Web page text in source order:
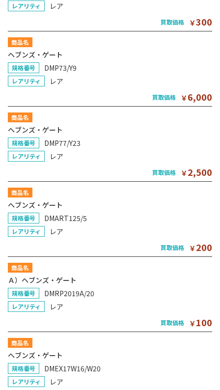
レアリティ レア
買取価格 ￥300
商品名
ヘブンズ・ゲート
規格番号 DMP73/Y9
レアリティ レア
買取価格 ￥6,000
商品名
ヘブンズ・ゲート
規格番号 DMP77/Y23
レアリティ レア
買取価格 ￥2,500
商品名
ヘブンズ・ゲート
規格番号 DMART125/5
レアリティ レア
買取価格 ￥200
商品名
Ａ）ヘブンズ・ゲート
規格番号 DMRP2019A/20
レアリティ レア
買取価格 ￥100
商品名
ヘブンズ・ゲート
規格番号 DMEX17W16/W20
レアリティ レア